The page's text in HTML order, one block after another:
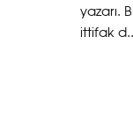
yazarı.
ittifak